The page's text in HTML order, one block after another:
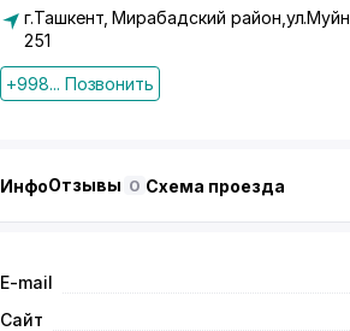
г.Ташкент,Мирабадский район
251
+998... Позвонить
ИнфоОтзывы 0 Схема проезда
E-mail
Сайт